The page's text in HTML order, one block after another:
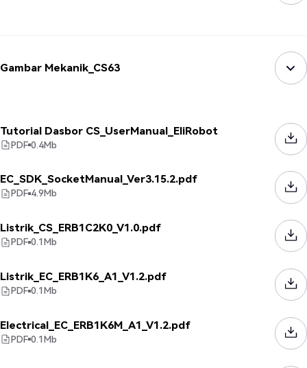
Gambar Mekanik_CS63
Tutorial Dasbor CS_UserManual_EliRobot
PDF 0.4Mb
EC_SDK_SocketManual_Ver3.15.2.pdf
PDF 4.9Mb
Listrik_CS_ERB1C2K0_V1.0.pdf
PDF 0.1Mb
Listrik_EC_ERB1K6_A1_V1.2.pdf
PDF 0.1Mb
Electrical_EC_ERB1K6M_A1_V1.2.pdf
PDF 0.1Mb